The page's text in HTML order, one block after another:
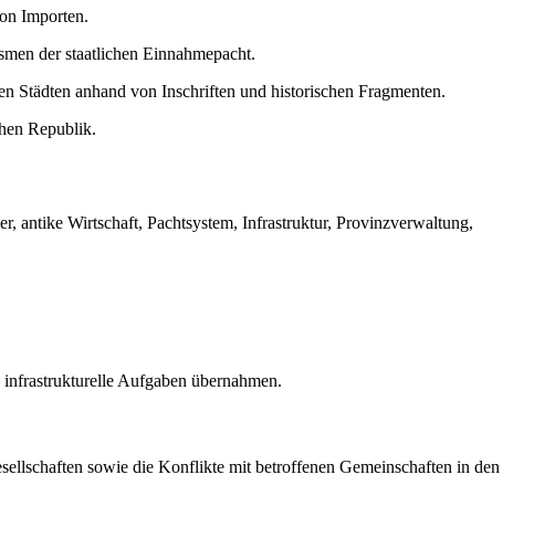
Importen.
der staatlichen Einnahmepacht.
anhand von Inschriften und historischen Fragmenten.
Republik.
antike Wirtschaft, Pachtsystem, Infrastruktur, Provinzverwaltung,
Aufgaben übernahmen.
sowie die Konflikte mit betroffenen Gemeinschaften in den